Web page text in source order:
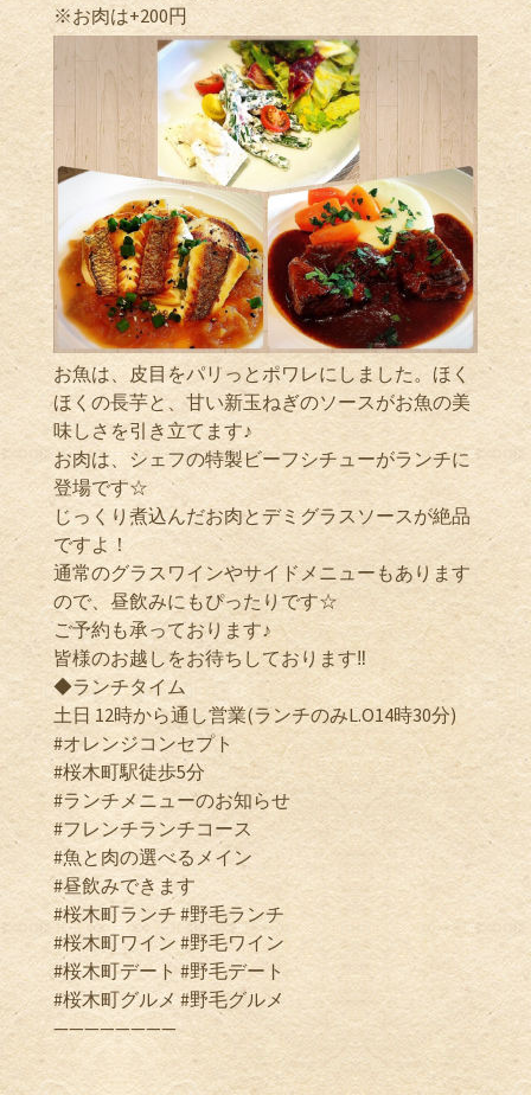
※お肉は+200円
お魚は、皮目をパリっとポワレにしました。ほく
ほくの長芋と、甘い新玉ねぎのソースがお魚の美
味しさを引き立てます♪
お肉は、シェフの特製ビーフシチューがランチに
登場です☆
じっくり煮込んだお肉とデミグラスソースが絶品
ですよ！
通常のグラスワインやサイドメニューもあります
ので、昼飲みにもぴったりです☆
ご予約も承っております♪
皆様のお越しをお待ちしております‼️
◆ランチタイム
土日 12時から通し営業(ランチのみL.O14時30分)
#オレンジコンセプト
#桜木町駅徒歩5分
#ランチメニューのお知らせ
#フレンチランチコース
#魚と肉の選べるメイン
#昼飲みできます
#桜木町ランチ #野毛ランチ
#桜木町ワイン #野毛ワイン
#桜木町デート #野毛デート
#桜木町グルメ #野毛グルメ
————————